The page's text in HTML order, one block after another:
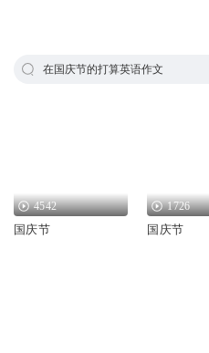
在国庆节的打算英语作文
4542
国庆节
1726
国庆节